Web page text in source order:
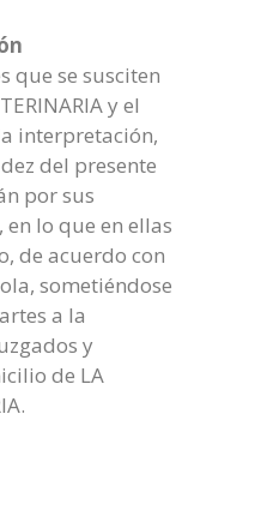
que se susciten
y el
interpretación,
del presente
por sus
lo que en ellas
de acuerdo con
sometiéndose
a la
y
de LA